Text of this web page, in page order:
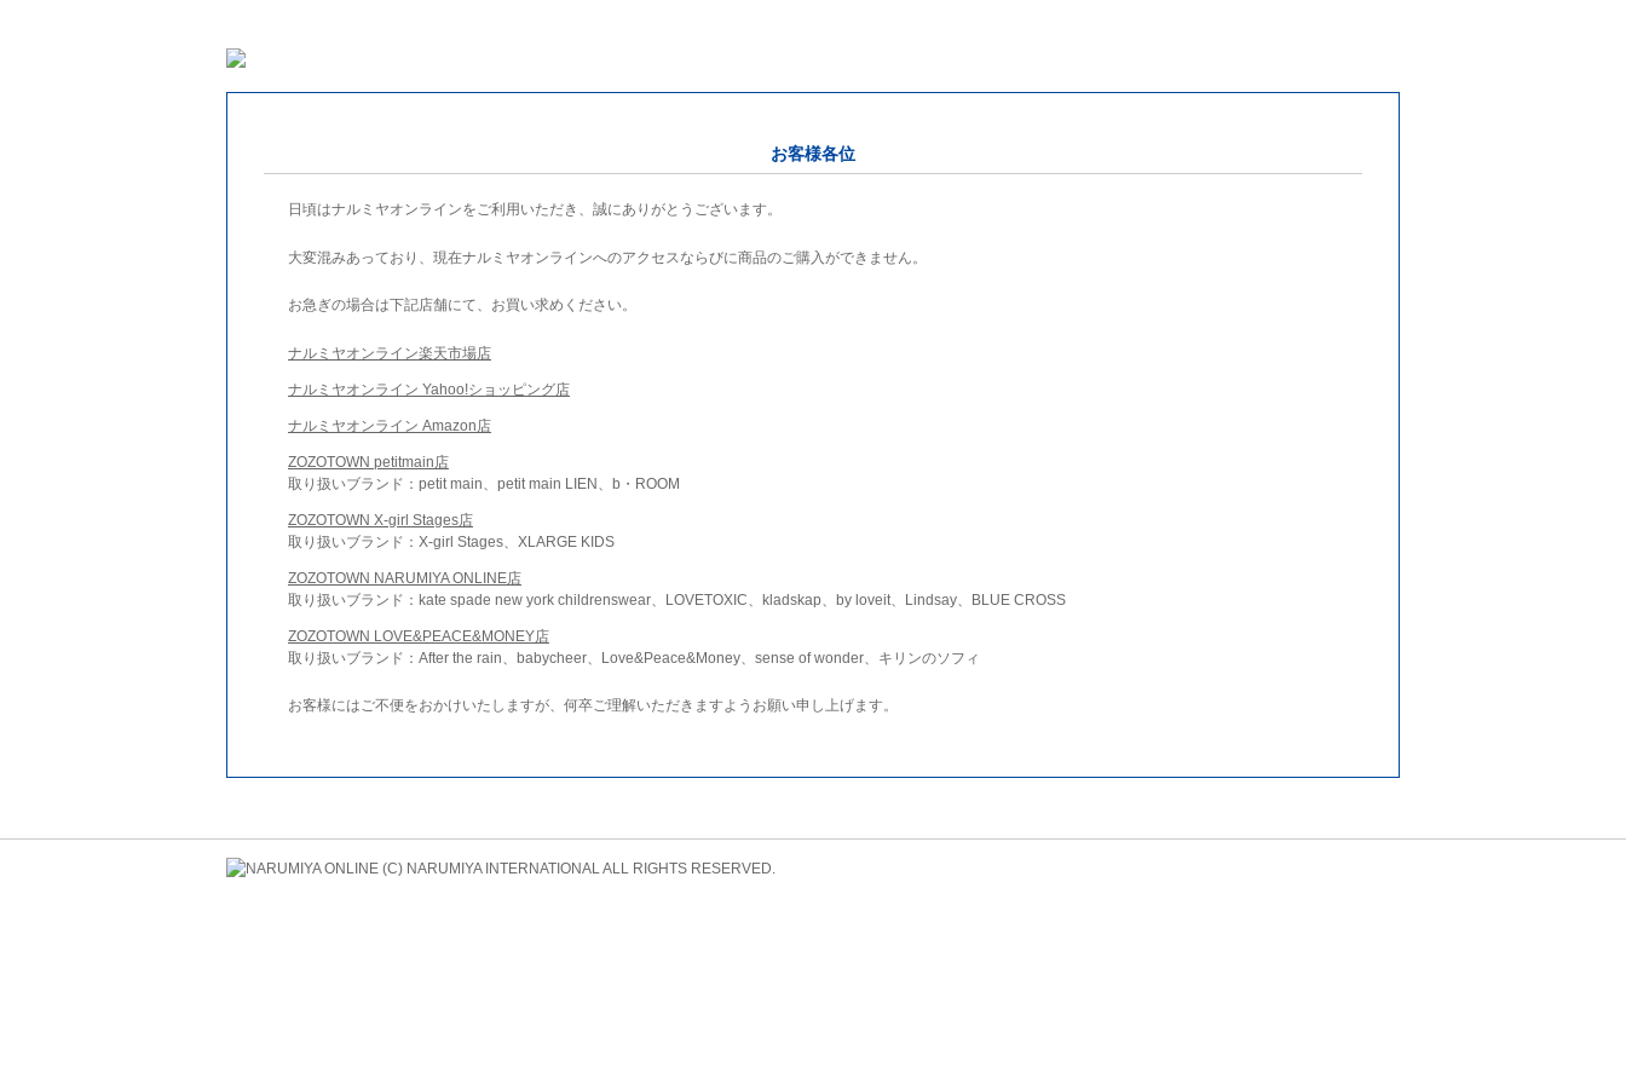
お客様各位
日頃はナルミヤオンラインをご利用いただき、誠にありがとうございます。
大変混みあっており、現在ナルミヤオンラインへのアクセスならびに商品のご購入ができません。
お急ぎの場合は下記店舗にて、お買い求めください。
ナルミヤオンライン楽天市場店
ナルミヤオンライン Yahoo!ショッピング店
ナルミヤオンライン Amazon店
ZOZOTOWN petitmain店
取り扱いブランド：petit main、petit main LIEN、b・ROOM
ZOZOTOWN X-girl Stages店
取り扱いブランド：X-girl Stages、XLARGE KIDS
ZOZOTOWN NARUMIYA ONLINE店
取り扱いブランド：kate spade new york childrenswear、LOVETOXIC、kladskap、by loveit、Lindsay、BLUE CROSS
ZOZOTOWN LOVE&PEACE&MONEY店
取り扱いブランド：After the rain、babycheer、Love&Peace&Money、sense of wonder、キリンのソフィ
お客様にはご不便をおかけいたしますが、何卒ご理解いただきますようお願い申し上げます。